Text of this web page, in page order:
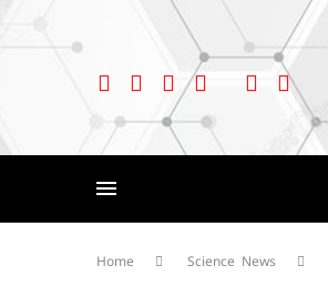
Home Science News